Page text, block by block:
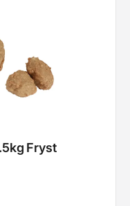
Fryst